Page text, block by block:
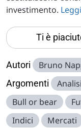
investimento.
Ti è
Autori Bruno
Argomenti
Bull or bear
Indici
Mercati